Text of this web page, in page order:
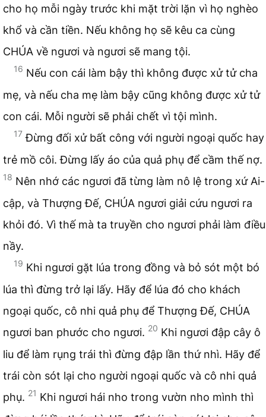
cho họ mỗi ngày trước khi mặt trời lặn vì họ nghèo
khổ và cần tiền. Nếu không họ sẽ kêu ca cùng
CHÚA về ngươi và ngươi sẽ mang tội.
16 Nếu con cái làm bậy thì không được xử tử cha
mẹ, và nếu cha mẹ làm bậy cũng không được xử tử
con cái. Mỗi người sẽ phải chết vì tội mình.
17 Đừng đối xử bất công với người ngoại quốc hay
trẻ mồ côi. Đừng lấy áo của quả phụ để cầm thế nợ.
18 Nên nhớ các ngươi đã từng làm nô lệ trong xứ Ai-
cập, và Thượng Đế, CHÚA ngươi giải cứu ngươi ra
khỏi đó. Vì thế mà ta truyền cho ngươi phải làm điều
nầy.
19 Khi ngươi gặt lúa trong đồng và bỏ sót một bó
lúa thì đừng trở lại lấy. Hãy để lúa đó cho khách
ngoại quốc, cô nhi quả phụ để Thượng Đế, CHÚA
ngươi ban phước cho ngươi. 20 Khi ngươi đập cây ô
liu để làm rụng trái thì đừng đập lần thứ nhì. Hãy để
trái còn sót lại cho người ngoại quốc và cô nhi quả
phụ. 21 Khi ngươi hái nho trong vườn nho mình thì